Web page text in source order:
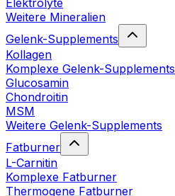
Elektrolyte
Weitere Mineralien
Gelenk-Supplements
Kollagen
Komplexe Gelenk-Supplements
Glucosamin
Chondroitin
MSM
Weitere Gelenk-Supplements
Fatburner
L-Carnitin
Komplexe Fatburner
Thermogene Fatburner